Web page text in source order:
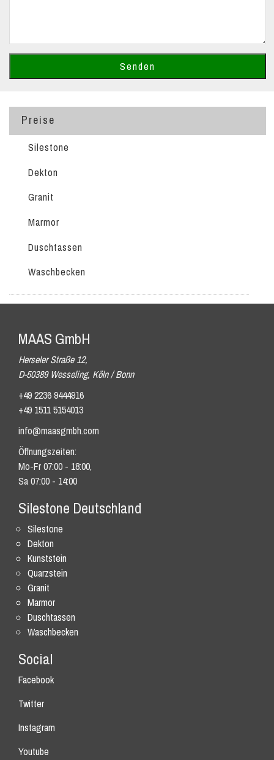
Preise
Silestone
Dekton
Granit
Marmor
Duschtassen
Waschbecken
MAAS GmbH
Herseler Straße 12,
D-50389 Wesseling, Köln / Bonn
+49 2236 9444916
+49 1511 5154013
info@maasgmbh.com
Öffnungszeiten:
Mo-Fr 07:00 - 18:00,
Sa 07:00 - 14:00
Silestone Deutschland
Silestone
Dekton
Kunststein
Quarzstein
Granit
Marmor
Duschtassen
Waschbecken
Social
Facebook
Twitter
Instagram
Youtube